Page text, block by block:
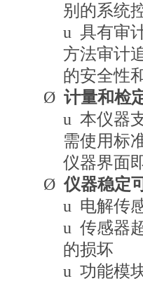
别的系统
u 具有审
方法审计
的安全性
Ø 计量和检
u 本仪器
需使用标
仪器界面
Ø仪器稳定
u 电解传
u 传感器
的损坏
u 功能模